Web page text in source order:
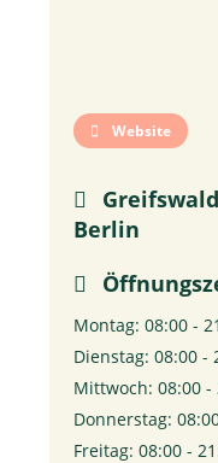
Website
Berlin
Montag: 08:00 -
Dienstag: 08:00 -
Mittwoch: 08:00 -
Donnerstag:
Freitag: 08:00 -